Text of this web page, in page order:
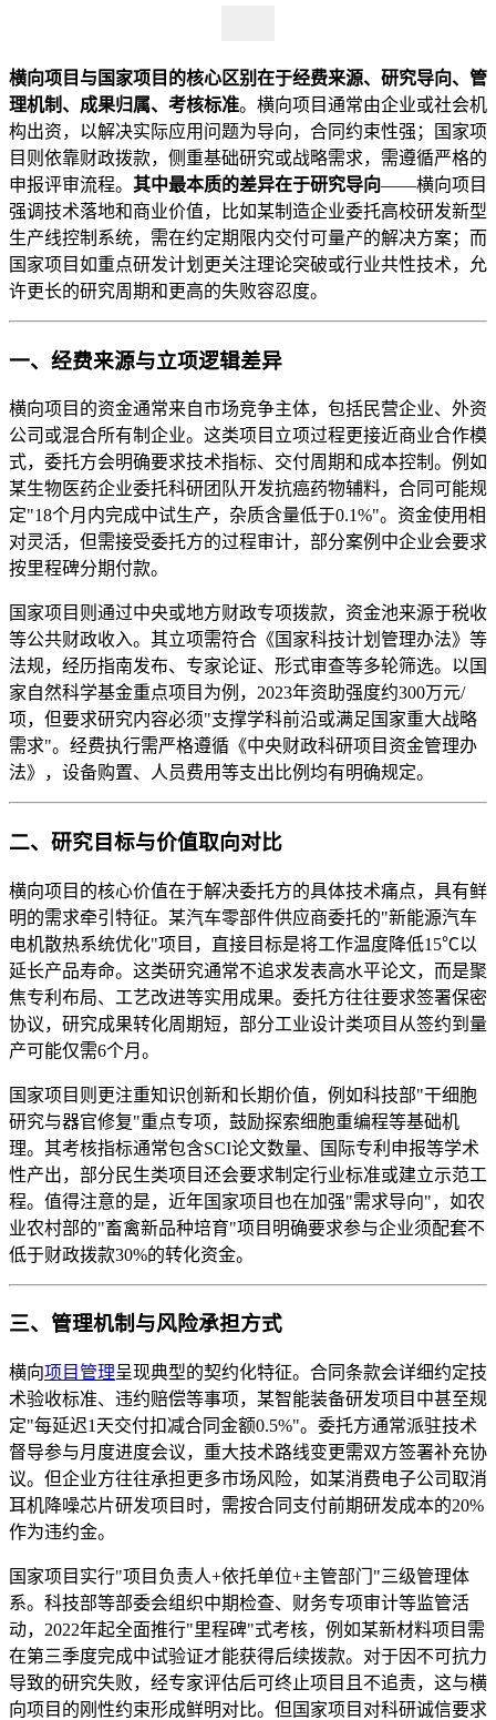
横向项目与国家项目的核心区别在于经费来源、研究导向、管
理机制、成果归属、考核标准。横向项目通常由企业或社会机
构出资，以解决实际应用问题为导向，合同约束性强；国家项
目则依靠财政拨款，侧重基础研究或战略需求，需遵循严格的
申报评审流程。 其中最本质的差异在于研究导向——横向项目
强调技术落地和商业价值，比如某制造企业委托高校研发新型
生产线控制系统，需在约定期限内交付可量产的解决方案；而
国家项目如重点研发计划更关注理论突破或行业共性技术，允
许更长的研究周期和更高的失败容忍度。
一、经费来源与立项逻辑差异
横向项目的资金通常来自市场竞争主体，包括民营企业、外资
公司或混合所有制企业。这类项目立项过程更接近商业合作模
式，委托方会明确要求技术指标、交付周期和成本控制。例如
某生物医药企业委托科研团队开发抗癌药物辅料，合同可能规
定"18个月内完成中试生产，杂质含量低于0.1%"。资金使用相
对灵活，但需接受委托方的过程审计，部分案例中企业会要求
按里程碑分期付款。
国家项目则通过中央或地方财政专项拨款，资金池来源于税收
等公共财政收入。其立项需符合《国家科技计划管理办法》等
法规，经历指南发布、专家论证、形式审查等多轮筛选。以国
家自然科学基金重点项目为例，2023年资助强度约300万元/
项，但要求研究内容必须"支撑学科前沿或满足国家重大战略
需求"。经费执行需严格遵循《中央财政科研项目资金管理办
法》，设备购置、人员费用等支出比例均有明确规定。
二、研究目标与价值取向对比
横向项目的核心价值在于解决委托方的具体技术痛点，具有鲜
明的需求牵引特征。某汽车零部件供应商委托的"新能源汽车
电机散热系统优化"项目，直接目标是将工作温度降低15℃以
延长产品寿命。这类研究通常不追求发表高水平论文，而是聚
焦专利布局、工艺改进等实用成果。委托方往往要求签署保密
协议，研究成果转化周期短，部分工业设计类项目从签约到量
产可能仅需6个月。
国家项目则更注重知识创新和长期价值，例如科技部"干细胞
研究与器官修复"重点专项，鼓励探索细胞重编程等基础机
理。其考核指标通常包含SCI论文数量、国际专利申报等学术
性产出，部分民生类项目还会要求制定行业标准或建立示范工
程。值得注意的是，近年国家项目也在加强"需求导向"，如农
业农村部的"畜禽新品种培育"项目明确要求参与企业须配套不
低于财政拨款30%的转化资金。
三、管理机制与风险承担方式
横向项目管理呈现典型的契约化特征。合同条款会详细约定技
术验收标准、违约赔偿等事项，某智能装备研发项目中甚至规
定"每延迟1天交付扣减合同金额0.5%"。委托方通常派驻技术
督导参与月度进度会议，重大技术路线变更需双方签署补充协
议。但企业方往往承担更多市场风险，如某消费电子公司取消
耳机降噪芯片研发项目时，需按合同支付前期研发成本的20%
作为违约金。
国家项目实行"项目负责人+依托单位+主管部门"三级管理体
系。科技部等部委会组织中期检查、财务专项审计等监管活
动，2022年起全面推行"里程碑"式考核，例如某新材料项目需
在第三季度完成中试验证才能获得后续拨款。对于因不可抗力
导致的研究失败，经专家评估后可终止项目且不追责，这与横
向项目的刚性约束形成鲜明对比。但国家项目对科研诚信要求